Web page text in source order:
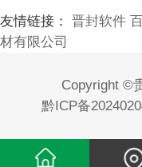
友情链接： 晋封软件
材有限公司
Copyright ©
黔ICP备